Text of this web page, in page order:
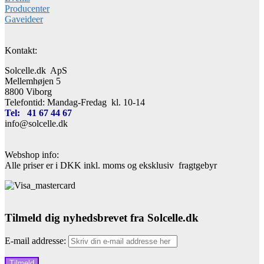
Producenter
Gaveideer
Kontakt:
Solcelle.dk ApS
Mellemhøjen 5
8800 Viborg
Telefontid: Mandag-Fredag kl. 10-14
Tel: 41 67 44 67
info@solcelle.dk
Webshop info:
Alle priser er i DKK inkl. moms og eksklusiv fragtgebyr
Tilmeld dig nyhedsbrevet fra Solcelle.dk
E-mail addresse: